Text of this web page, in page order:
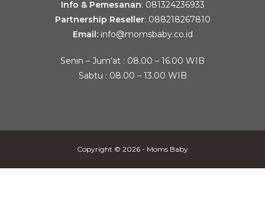
Info & Pemesanan: 081324236933
Partnership Reseller: 088218267810
Email: info@momsbaby.co.id
Senin – Jum’at : 08.00 – 16.00 WIB
Sabtu : 08.00 – 13.00 WIB
Copyright © 2026 - Moms Baby